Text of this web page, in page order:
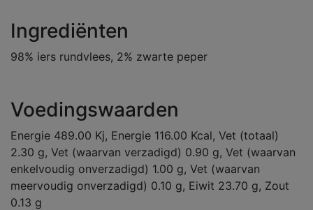
Ingrediënten
98% iers rundvlees, 2% zwarte peper
Voedingswaarden
Energie 489.00 Kj, Energie 116.00 Kcal, Vet (totaal)
2.30 g, Vet (waarvan verzadigd) 0.90 g, Vet (waarvan
enkelvoudig onverzadigd) 1.00 g, Vet (waarvan
meervoudig onverzadigd) 0.10 g, Eiwit 23.70 g, Zout
0.13 g